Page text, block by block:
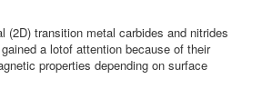
(2D) transition metal carbides and nitrides
a lotof attention because of their
properties depending on surface